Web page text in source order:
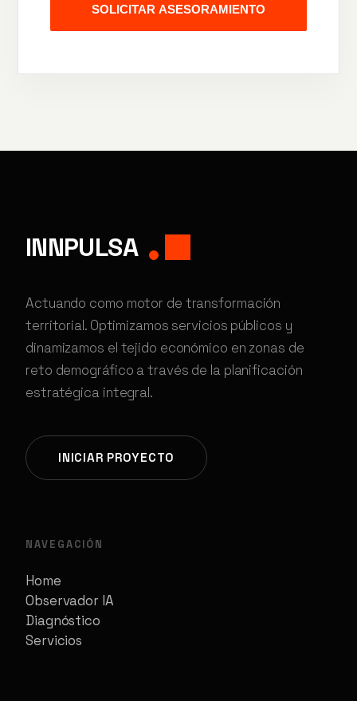
SOLICITAR ASESORAMIENTO
INNPULSA
Actuando como motor de transformación
territorial. Optimizamos servicios públicos y
dinamizamos el tejido económico en zonas de
reto demográfico a través de la planificación
estratégica integral.
INICIAR PROYECTO
NAVEGACIÓN
Home
Observador IA
Diagnóstico
Servicios